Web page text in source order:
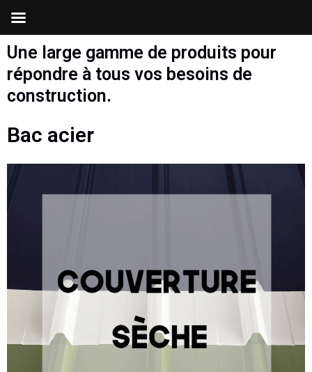
Une large gamme de produits pour
répondre à tous vos besoins de
construction.
Bac acier